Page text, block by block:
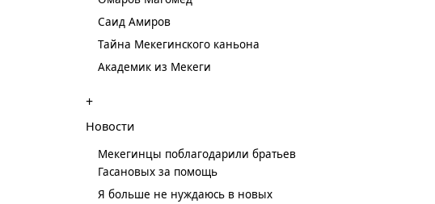
Саид Амиров
Тайна Мекегинского каньона
Академик из Мекеги
+
Новости
Мекегинцы поблагодарили братьев
Гасановых за помощь
Я больше не нуждаюсь в новых